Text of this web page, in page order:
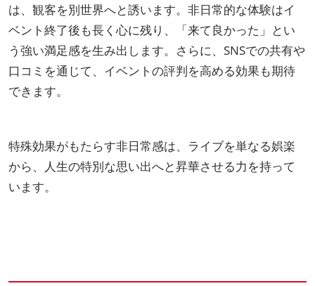
は、観客を別世界へと誘います。非日常的な体験はイ
ベント終了後も長く心に残り、「来て良かった」とい
う強い満足感を生み出します。さらに、SNSでの共有や
口コミを通じて、イベントの評判を高める効果も期待
できます。
特殊効果がもたらす非日常感は、ライブを単なる娯楽
から、人生の特別な思い出へと昇華させる力を持って
います。